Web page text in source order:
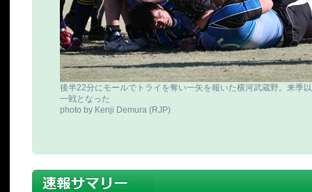
後半22分にモールでトライを奪い一矢を報いた横河武蔵野。来季
一戦となった
photo by Kenji Demura (RJP)